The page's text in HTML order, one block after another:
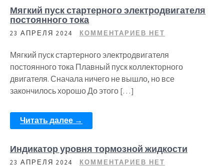
Мягкий пуск стартерного электродвигателя
постоянного тока
23 АПРЕЛЯ 2024 КОММЕНТАРИЕВ НЕТ
Мягкий пуск стартерного электродвигателя
постоянного тока Плавный пуск коллекторного
двигателя. Сначала ничего не вышло, но все
закончилось хорошо До этого […]
Читать далее →
Индикатор уровня тормозной жидкости
23 АПРЕЛЯ 2024 КОММЕНТАРИЕВ НЕТ